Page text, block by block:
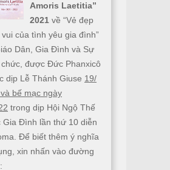
Amoris Laetitia”
2021 về “Vẻ đẹp
của tình yêu gia đình”
Dân, Gia Đình và Sự
chức, được Đức Phanxicô
dịp Lễ Thánh Giuse 19/
bế mạc ngày
trong dịp Hội Ngộ Thế
Gia Đình lần thứ 10 diễn
Để biết thêm ý nghĩa
xin nhấn vào đường